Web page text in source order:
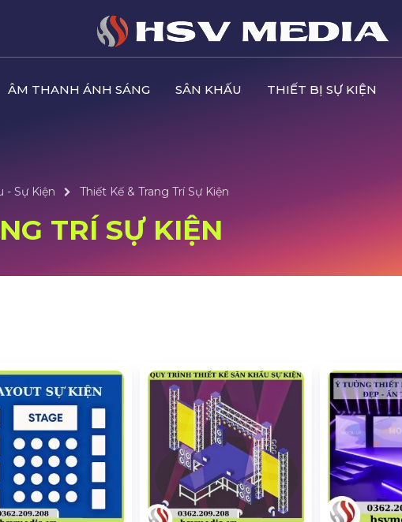
ÂM THANH ÁNH SÁNG SÂN KHẤU THIẾT BỊ SỰ KIỆN
- Sự Kiện Thiết Kế & Trang Trí Sự Kiện
TRÍ SỰ KIỆN